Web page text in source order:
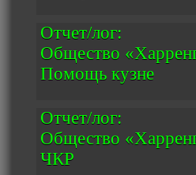
Отчет/лог:
Общество
Помощь кузне
Отчет/лог:
Общество
ЧКР